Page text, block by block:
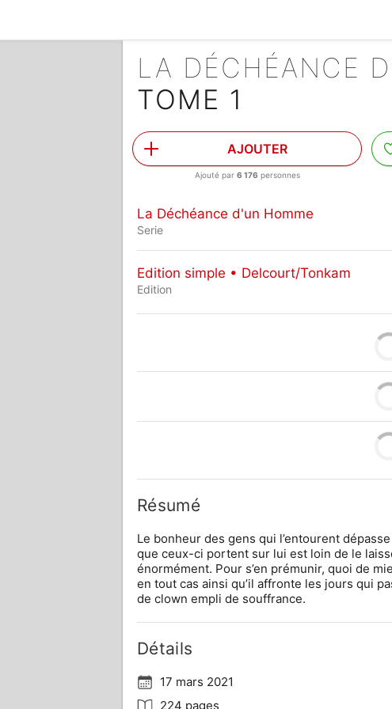
LA DÉCHÉANCE
TOME 1
AJOUTER
Ajouté par 6 176 personnes
La Déchéance d'un Homme
Serie
Edition simple • Delcourt/Tonkam
Edition
Résumé
Le bonheur des gens qui l’entourent
que ceux-ci portent sur lui est loin de le
énormément. Pour s’en prémunir, quoi de
en tout cas ainsi qu’il affronte les jours qui
de clown empli de souffrance.
Détails
17 mars 2021
224 pages